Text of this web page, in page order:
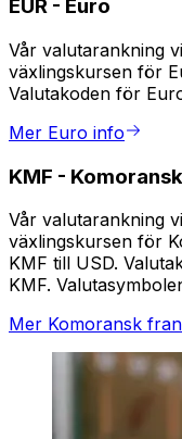
EUR - Euro
Vår valutarankning
växlingskursen för
Valutakoden för
Mer Euro info
KMF -
Vår valutarankning
växlingskursen för
KMF till USD.
KMF.
Mer Komoransk